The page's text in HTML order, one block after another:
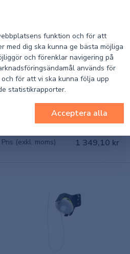
funktion och för att
med dig ska kunna ge bästa möjliga
och förenklar navigering på
används för
för att vi ska kunna följa upp
statistikrapporter.
Acceptera alla
Odeo Flare MK4 LED nödsignal
Pris (exkl. moms) 1 349,10 kr